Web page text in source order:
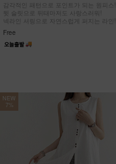
감각적인 패턴으로 포인트가 되는 원피스!
뒷 슬릿으로 뒤태마저도 사랑스러워!
넥라인 셔링으로 자연스럽게 퍼지는 라인!
Free
NEW
7%